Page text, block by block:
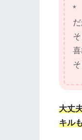
*
大丈
キル